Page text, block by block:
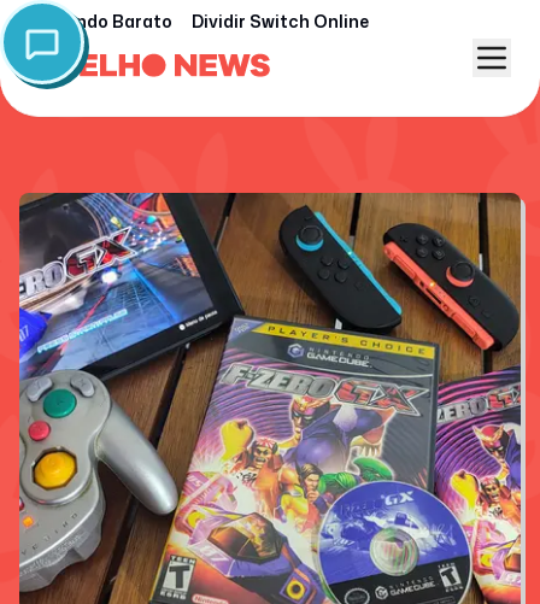
Nintendo Barato Dividir Switch Online